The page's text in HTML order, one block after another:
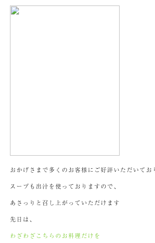
おかげさまで多くのお客様にご好評いただいてお
スープも出汁を使っておりますので、
あさっりと召し上がっていただけます
先日は、
わざわざこちらのお料理だけを